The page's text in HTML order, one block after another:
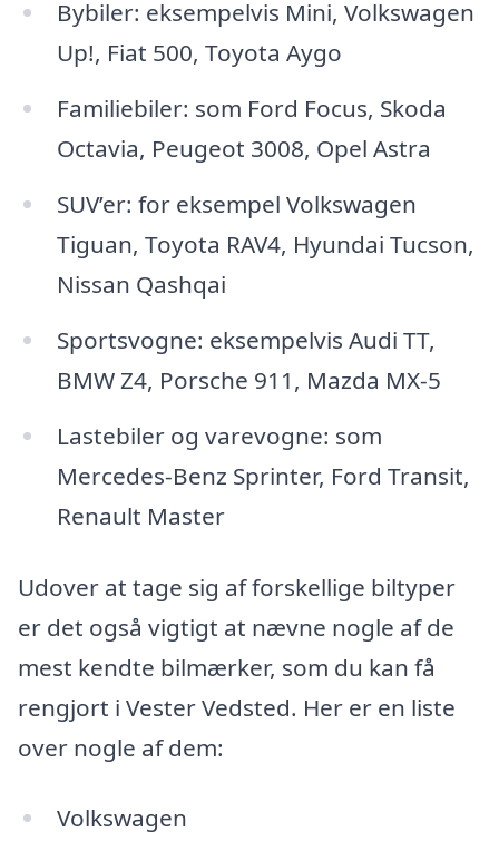
Bybiler: eksempelvis Mini, Volkswagen
Up!, Fiat 500, Toyota Aygo
Familiebiler: som Ford Focus, Skoda
Octavia, Peugeot 3008, Opel Astra
SUV’er: for eksempel Volkswagen
Tiguan, Toyota RAV4, Hyundai Tucson,
Nissan Qashqai
Sportsvogne: eksempelvis Audi TT,
BMW Z4, Porsche 911, Mazda MX-5
Lastebiler og varevogne: som
Mercedes-Benz Sprinter, Ford Transit,
Renault Master
Udover at tage sig af forskellige biltyper
er det også vigtigt at nævne nogle af de
mest kendte bilmærker, som du kan få
rengjort i Vester Vedsted. Her er en liste
over nogle af dem:
Volkswagen